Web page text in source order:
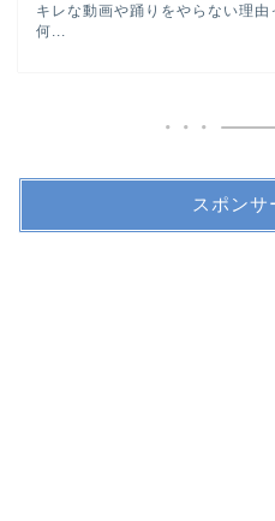
キレな動画や踊りをやらない理由
何...
スポンサ